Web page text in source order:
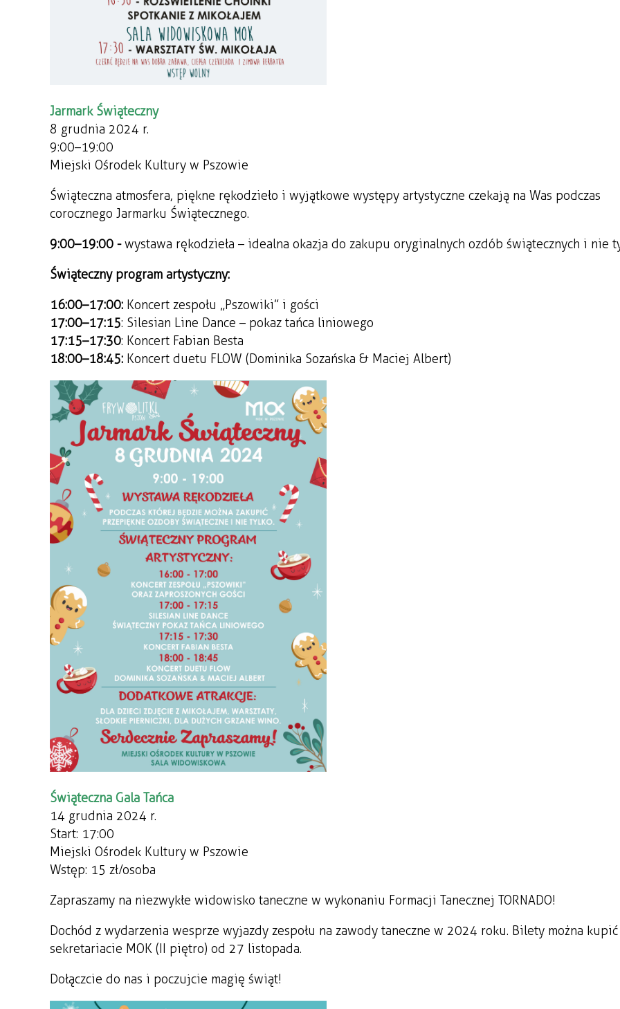
Jarmark Świąteczny
8 grudnia 2024 r.
9:00–19:00
Miejski Ośrodek Kultury w Pszowie
Świąteczna atmosfera, piękne rękodzieło i wyjątkowe występy artystyczne czekają na Was podczas
corocznego Jarmarku Świątecznego.
9:00–19:00 -wystawa rękodzieła – idealna okazja do zakupu oryginalnych ozdób świątecznych i nie
Świąteczny program artystyczny:
16:00–17:00: Koncert zespołu „Pszowiki” i gości
17:00–17:15: Silesian Line Dance – pokaz tańca liniowego
17:15–17:30: Koncert Fabian Besta
18:00–18:45: Koncert duetu FLOW (Dominika Sozańska & Maciej Albert)
Świąteczna Gala Tańca
14 grudnia 2024 r.
Start: 17:00
Miejski Ośrodek Kultury w Pszowie
Wstęp: 15 zł/osoba
Zapraszamy na niezwykłe widowisko taneczne w wykonaniu Formacji Tanecznej TORNADO!
Dochód z wydarzenia wesprze wyjazdy zespołu na zawody taneczne w 2024 roku. Bilety można
sekretariacie MOK (II piętro) od 27 listopada.
Dołączcie do nas i poczujcie magię świąt!